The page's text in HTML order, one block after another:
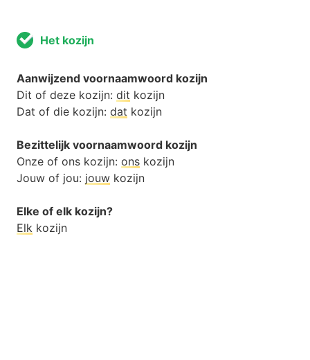
Het kozijn
Aanwijzend voornaamwoord kozijn
Dit of deze kozijn: dit kozijn
Dat of die kozijn: dat kozijn
Bezittelijk voornaamwoord kozijn
Onze of ons kozijn: ons kozijn
Jouw of jou: jouw kozijn
Elke of elk kozijn?
Elk kozijn